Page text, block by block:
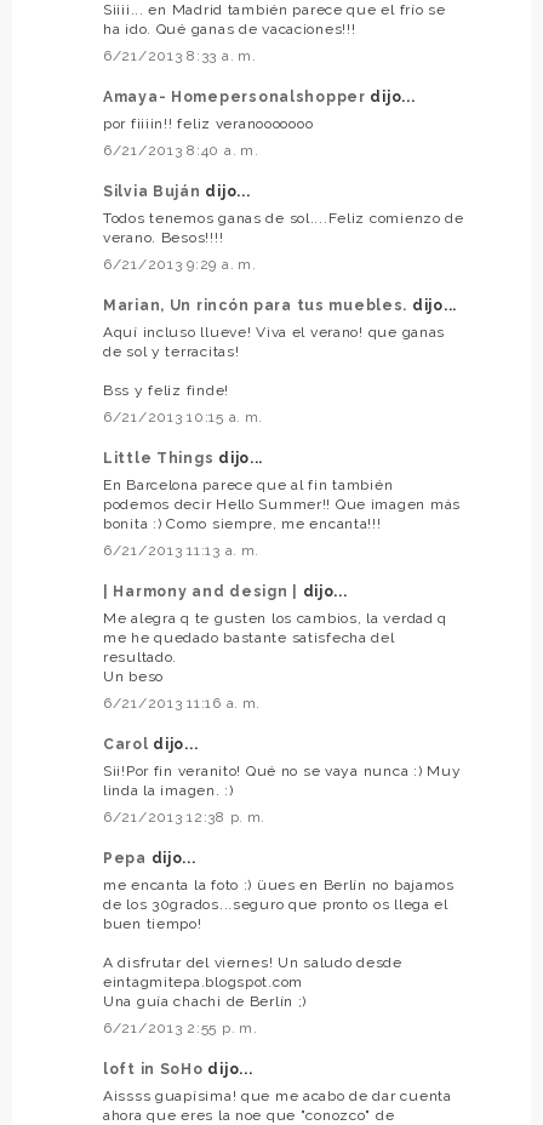
Siiii... en Madrid también parece que el frío se
ha ido. Qué ganas de vacaciones!!!
6/21/2013 8:33 a. m.
Amaya- Homepersonalshopper dijo...
por fiiiin!! feliz veranooooooo
6/21/2013 8:40 a. m.
Silvia Buján dijo...
Todos tenemos ganas de sol....Feliz comienzo de
verano. Besos!!!!
6/21/2013 9:29 a. m.
Marian, Un rincón para tus muebles. dijo...
Aquí incluso llueve! Viva el verano! que ganas
de sol y terracitas!
Bss y feliz finde!
6/21/2013 10:15 a. m.
Little Things dijo...
En Barcelona parece que al fin también
podemos decir Hello Summer!! Que imagen más
bonita :) Como siempre, me encanta!!!
6/21/2013 11:13 a. m.
| Harmony and design |
dijo...
Me alegra q te gusten los cambios, la verdad q
me he quedado bastante satisfecha del
resultado.
Un beso
6/21/2013 11:16 a. m.
Carol dijo...
Sii!Por fin veranito! Qué no se vaya nunca :) Muy
linda la imagen. :)
6/21/2013 12:38 p. m.
Pepa dijo...
me encanta la foto :) üues en Berlín no bajamos
de los 30grados...seguro que pronto os llega el
buen tiempo!
A disfrutar del viernes! Un saludo desde
eintagmitepa.blogspot.com
Una guía chachi de Berlín ;)
6/21/2013 2:55 p. m.
loft in SoHo dijo...
Aissss guapísima! que me acabo de dar cuenta
ahora que eres la noe que "conozco" de